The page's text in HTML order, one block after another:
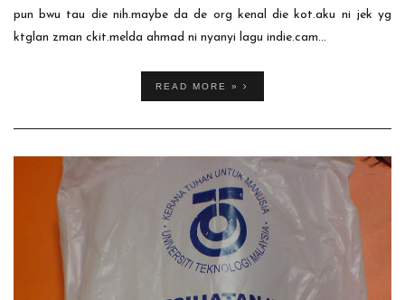
pun bwu tau die nih.maybe da de org kenal die kot.aku ni jek yg
ktglan zman ckit.melda ahmad ni nyanyi lagu indie.cam...
READ MORE »